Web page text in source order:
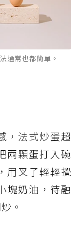
通常也都簡單。
，法式炒蛋超
兩顆蛋打入碗
用叉子輕輕攪
塊奶油，待融
。